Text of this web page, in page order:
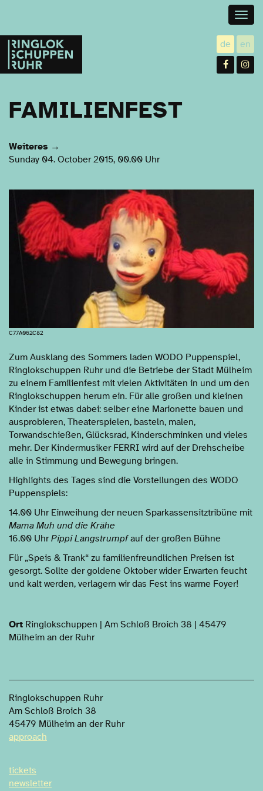
Ringlokschuppen
Ruhr
de utsch
en
FAMILIENFEST
Weiteres →
Sunday 04. October 2015, 00.00 Uhr
C77A062C82
Zum Ausklang des Sommers laden WODO Puppenspiel,
Ringlokschuppen Ruhr und die Betriebe der Stadt Mülheim
zu einem Familienfest mit vielen Aktivitäten in und um den
Ringlokschuppen herum ein. Für alle großen und kleinen
Kinder ist etwas dabei: selber eine Marionette bauen und
ausprobieren, Theaterspielen, basteln, malen,
Torwandschießen, Glücksrad, Kinderschminken und vieles
mehr. Der Kindermusiker FERRI wird auf der Drehscheibe
alle in Stimmung und Bewegung bringen.
Highlights des Tages sind die Vorstellungen des WODO
Puppenspiels:
14.00 Uhr Einweihung der neuen Sparkassensitztribüne mit
Mama Muh und die Krähe
16.00 UhrPippi Langstrumpfauf der großen Bühne
Für „Speis & Trank“ zu familienfreundlichen Preisen ist
gesorgt. Sollte der goldene Oktober wider Erwarten feucht
und kalt werden, verlagern wir das Fest ins warme Foyer!
Ort Ringlokschuppen | Am Schloß Broich 38 | 45479
Mülheim an der Ruhr
Ringlokschuppen Ruhr
Am Schloß Broich 38
45479 Mülheim an der Ruhr
approach
tickets
newsletter